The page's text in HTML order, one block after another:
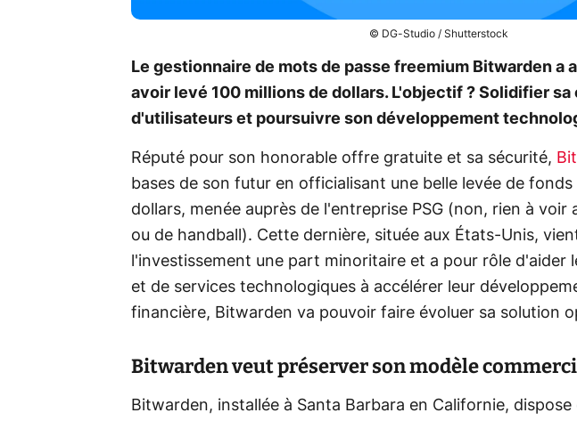
© DG-Studio / Shutterstock
Le gestionnaire de mots de passe freemium Bitwarden a
avoir levé 100 millions de dollars. L'objectif ? Solidifier sa
d'utilisateurs et poursuivre son développement
Réputé pour son honorable offre gratuite et sa sécurité,
bases de son futur en officialisant une belle levée de fonds
dollars, menée auprès de l'entreprise PSG (non, rien à voir
ou de handball). Cette dernière, située aux États-Unis,
l'investissement une part minoritaire et a pour rôle d'aider
et de services technologiques à accélérer leur
financière, Bitwarden va pouvoir faire évoluer sa solution
Bitwarden veut préserver son modèle
Bitwarden, installée à Santa Barbara en Californie, dispose